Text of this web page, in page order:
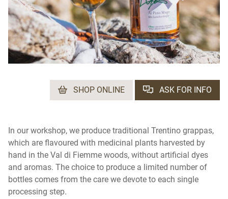
SHOP ONLINE ASK FOR INFO
In our workshop, we produce traditional Trentino grappas,
which are flavoured with medicinal plants harvested by
hand in the Val di Fiemme woods, without artificial dyes
and aromas. The choice to produce a limited number of
bottles comes from the care we devote to each single
processing step.